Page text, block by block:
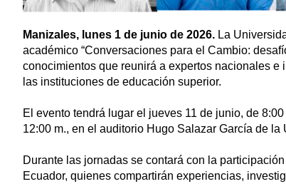
Manizales, lunes 1 de junio de 2026. La
académico “Conversaciones para el Cambio:
conocimientos que reunirá a expertos nacionales
las instituciones de educación superior.
El evento tendrá lugar el jueves 11 de junio, de
12:00 m., en el auditorio Hugo Salazar García de
Durante las jornadas se contará con la
Ecuador, quienes compartirán experiencias,